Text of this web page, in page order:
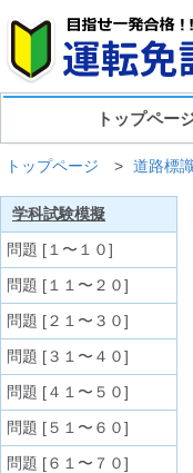
トップペー
トップページ > 道路標
学科試験模擬
問題 [１〜１０]
問題 [１１〜２０]
問題 [２１〜３０]
問題 [３１〜４０]
問題 [４１〜５０]
問題 [５１〜６０]
問題 [６１〜７０]